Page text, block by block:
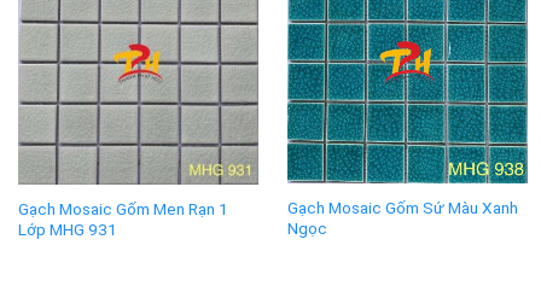
Gạch Mosaic Gốm Men Rạn 1
Lớp MHG 931
Gạch Mosaic Gốm Sứ Màu Xanh
Ngọc